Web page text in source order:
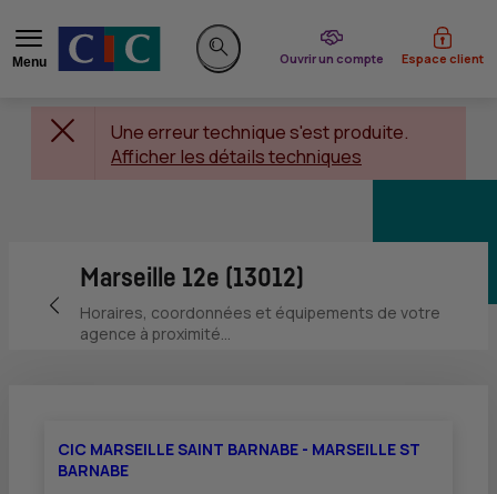
Menu
Rechercher sur le site
Ouvrir un compte
du CIC Espace client
Une erreur technique s'est produite.
Afficher les détails techniques
Retour vers la page précédente
Marseille 12e (13012)
Horaires, coordonnées et équipements de votre
agence à proximité...
CIC MARSEILLE SAINT BARNABE - MARSEILLE ST
BARNABE